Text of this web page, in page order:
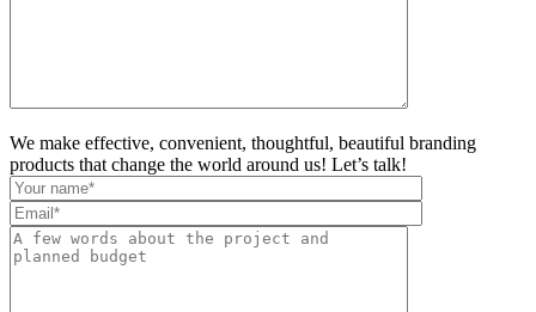
We make effective, convenient, thoughtful, beautiful branding
products that change the world around us! Let’s talk!